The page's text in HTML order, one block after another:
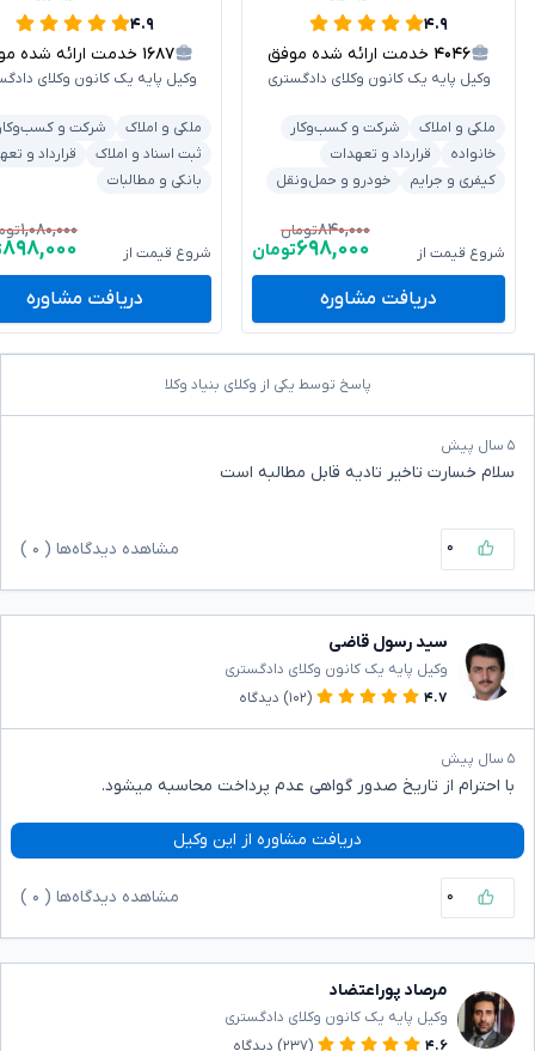
۴.۹
۴۰۴۶ خدمت ارائه شده موفق
وکیل پایه یک کانون وکلای دادگستری
ملکی و املاک
شرکت و کسب‌وکار
خانواده
قرارداد و تعهدات
کیفری و جرایم
خودرو و حمل‌ونقل
شروع قیمت از
۸۴۰,۰۰۰تومان
۶۹۸,۰۰۰تومان
دریافت مشاوره
۴.۹
۱۶۸۷ خدمت ارائه شده موفق
وکیل پایه یک کانون وکلای
ملکی و املاک
شرکت و
ثبت اسناد و املاک
قرارداد و
بانکی و مطالبات
شروع قیمت از
۱,۰۸۰,۰۰۰
۸۹۸,۰۰۰
دریافت مشاوره
پاسخ توسط یکی از وکلای بنیاد وکلا
۵ سال پیش
سلام خسارت تاخیر تادیه قابل مطالبه است
۰ مشاهده دیدگاه‌ها ( ۰
سید رسول قاضی
وکیل پایه یک کانون وکلای دادگستری
۴.۷
(۱۰۲) دیدگاه
۵ سال پیش
با احترام از تاریخ صدور گواهی عدم پرداخت محاسبه میشود.
دریافت مشاوره از این وکیل
۰ مشاهده دیدگاه‌ها ( ۰
مرصاد پوراعتضاد
وکیل پایه یک کانون وکلای دادگستری
۴.۶
(۲۳۷) دیدگاه